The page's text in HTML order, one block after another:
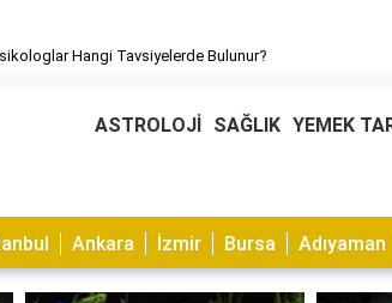
Hangi Tavsiyelerde Bulunur?
ASTROLOJİ SAĞLIK YEMEK
Ankara İzmir Bursa Adıyaman